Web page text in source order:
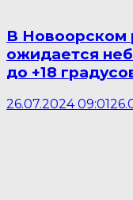
В Новоорском
ожидается
до +18
26.07.2024 09:01